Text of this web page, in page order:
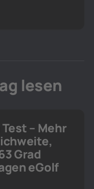
lesen
– Mehr
Grad
eGolf